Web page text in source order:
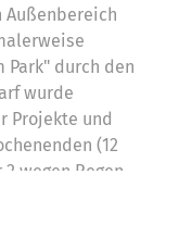
Außenbereich
Park" durch den
wurde
Projekte und
(12
wegen Regen